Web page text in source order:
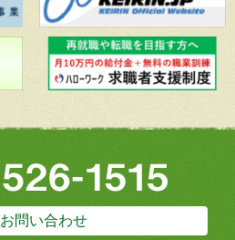
お問い合わせ